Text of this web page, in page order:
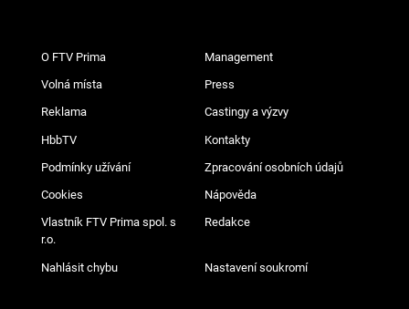
O FTV Prima Management
Volná místa Press
Reklama Castingy a výzvy
HbbTV Kontakty
Podmínky užívání Zpracování osobních údajů
Cookies Nápověda
Vlastník FTV Prima spol. s
r.o.
Redakce
Nahlásit chybu Nastavení soukromí